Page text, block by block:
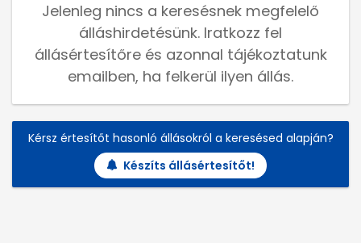
Jelenleg nincs a keresésnek megfelelő
álláshirdetésünk. Iratkozz fel
állásértesítőre és azonnal tájékoztatunk
emailben, ha felkerül ilyen állás.
Kérsz értesítőt hasonló állásokról a keresésed alapján?
Készíts állásértesítőt!